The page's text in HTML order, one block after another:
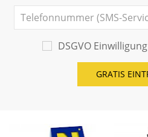
DSGVO